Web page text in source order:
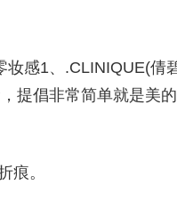
感1、.CLINIQUE(倩
提倡非常简单就是美
痕。